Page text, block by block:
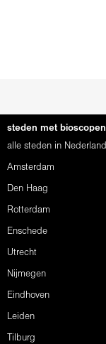
steden met bioscopen
alle steden in Nederland
Amsterdam
Den Haag
Rotterdam
Enschede
Utrecht
Nijmegen
Eindhoven
Leiden
Tilburg